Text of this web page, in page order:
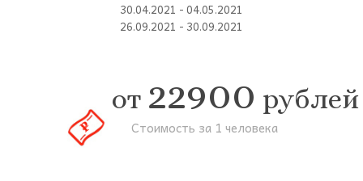
30.04.2021 - 04.05.2021
26.09.2021 - 30.09.2021
от 22900 рублей
Стоимость за 1 человека